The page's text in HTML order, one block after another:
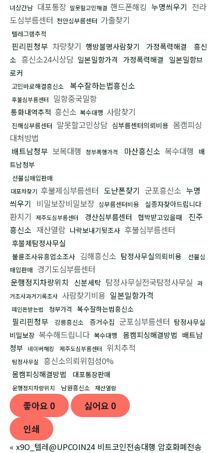
녀상간남 대포통장 말못할고민해결 핸드폰해킹 누명씌우기 전라
도심부름센터 천안심부름센터 가출찾기
텔레그램추적
핀리핀청부 차량찾기 행방불명사람찾기 가정폭력해결
흥신
소 흥신소24시상담 일본밀항가격 가정폭력해결
일본밀항브
로커
고민바로해결흥신소 복수잘하는법흥신소
후불심부름센터 밀항중국밀항
통화내역추적 흥신소 복수대행 사람찾기
진해심부름센터 말못할고민상담 심부름센터의뢰비용 몸캠피싱
대처방법
배트남청부 보복대행 청부폭행가격 마산흥신소 복수대행
배
트남청부
선불심매입판매
대포차찾기 후불제심부름센터 도난폰찾기 군포흥신소 누명
씌우기 비밀보장비밀보장 심부름센터비용 실종자찾아드립니다
환치기 제주도심부름센터 경산심부름센터 협박받고있을때
진주
흥신소 재산열람 나락보내기뒷조사 후불심부름센터
후불제탐정사무실
불륜조사유흥업소조사 김해흥신소 탐정사무실의뢰비용
선불심
매입판매 경기도심부름센터
운행정지차량위치
신분세탁 탐정사무실전국탐정사무실 과
거조사과거기록조사 사람찾기비용 일본밀항가격
떼인돈받는법 청부가격 복수잘하는법흥신소
필리핀청부 강릉흥신소 증거수집 군포심부름센터 탐정사무실
비밀보장 복수해드립니다 복수대행 몸캠피싱해결방법 배트남
청부
네이버해킹 제주도심부름센터 위치추적
탐정사무실 흥신소의뢰위험성0%
몸캠피싱해결방법 대포통장판매
운행정지차량위치 남원흥신소 재산열람
좋아요 0 싫어요 0
인쇄
« x9O_텔레@UPCOIN24 비트코인전송대행 암호화폐전송